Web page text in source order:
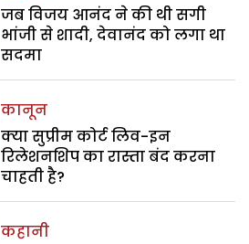
जब विजय आनंद ने की थी सगी
भांजी से शादी, देवानंद को लगा था
सदमा
कानून
क्या सुप्रीम कोर्ट लिव-इन
रिलेशनशिप का रास्ता बंद करना
चाहती है?
कहानी